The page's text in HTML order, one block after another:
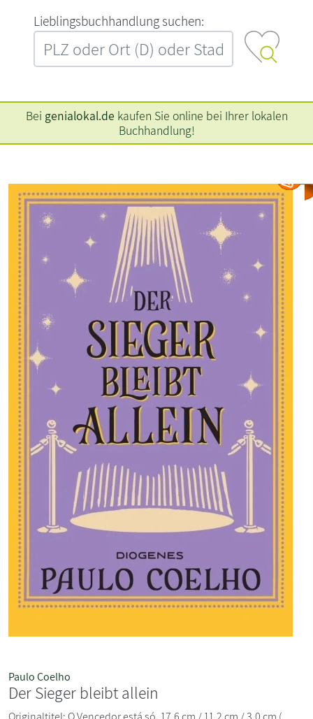
L‍i‍e‍b‍l‍i‍n‍g‍s‍b‍u‍c‍h‍h‍a‍n‍d‍l‍u‍n‍g‍ ‍s‍u‍c‍h‍e‍n‍:‍
Bei genialokal.de kaufen Sie online bei Ihrer lokalen
Buchhandlung!
Paulo Coelho
Der Sieger bleibt allein